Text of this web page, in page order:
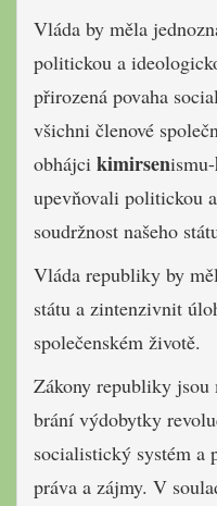
Vláda by měla
politickou a
přirozená povaha
všichni členové
obhájci kimirsenismu-
upevňovali politickou
soudržnost našeho
Vláda republiky by
státu a zintenzivnit
společenském životě.
Zákony republiky
brání výdobytky
socialistický systém a
práva a zájmy. V